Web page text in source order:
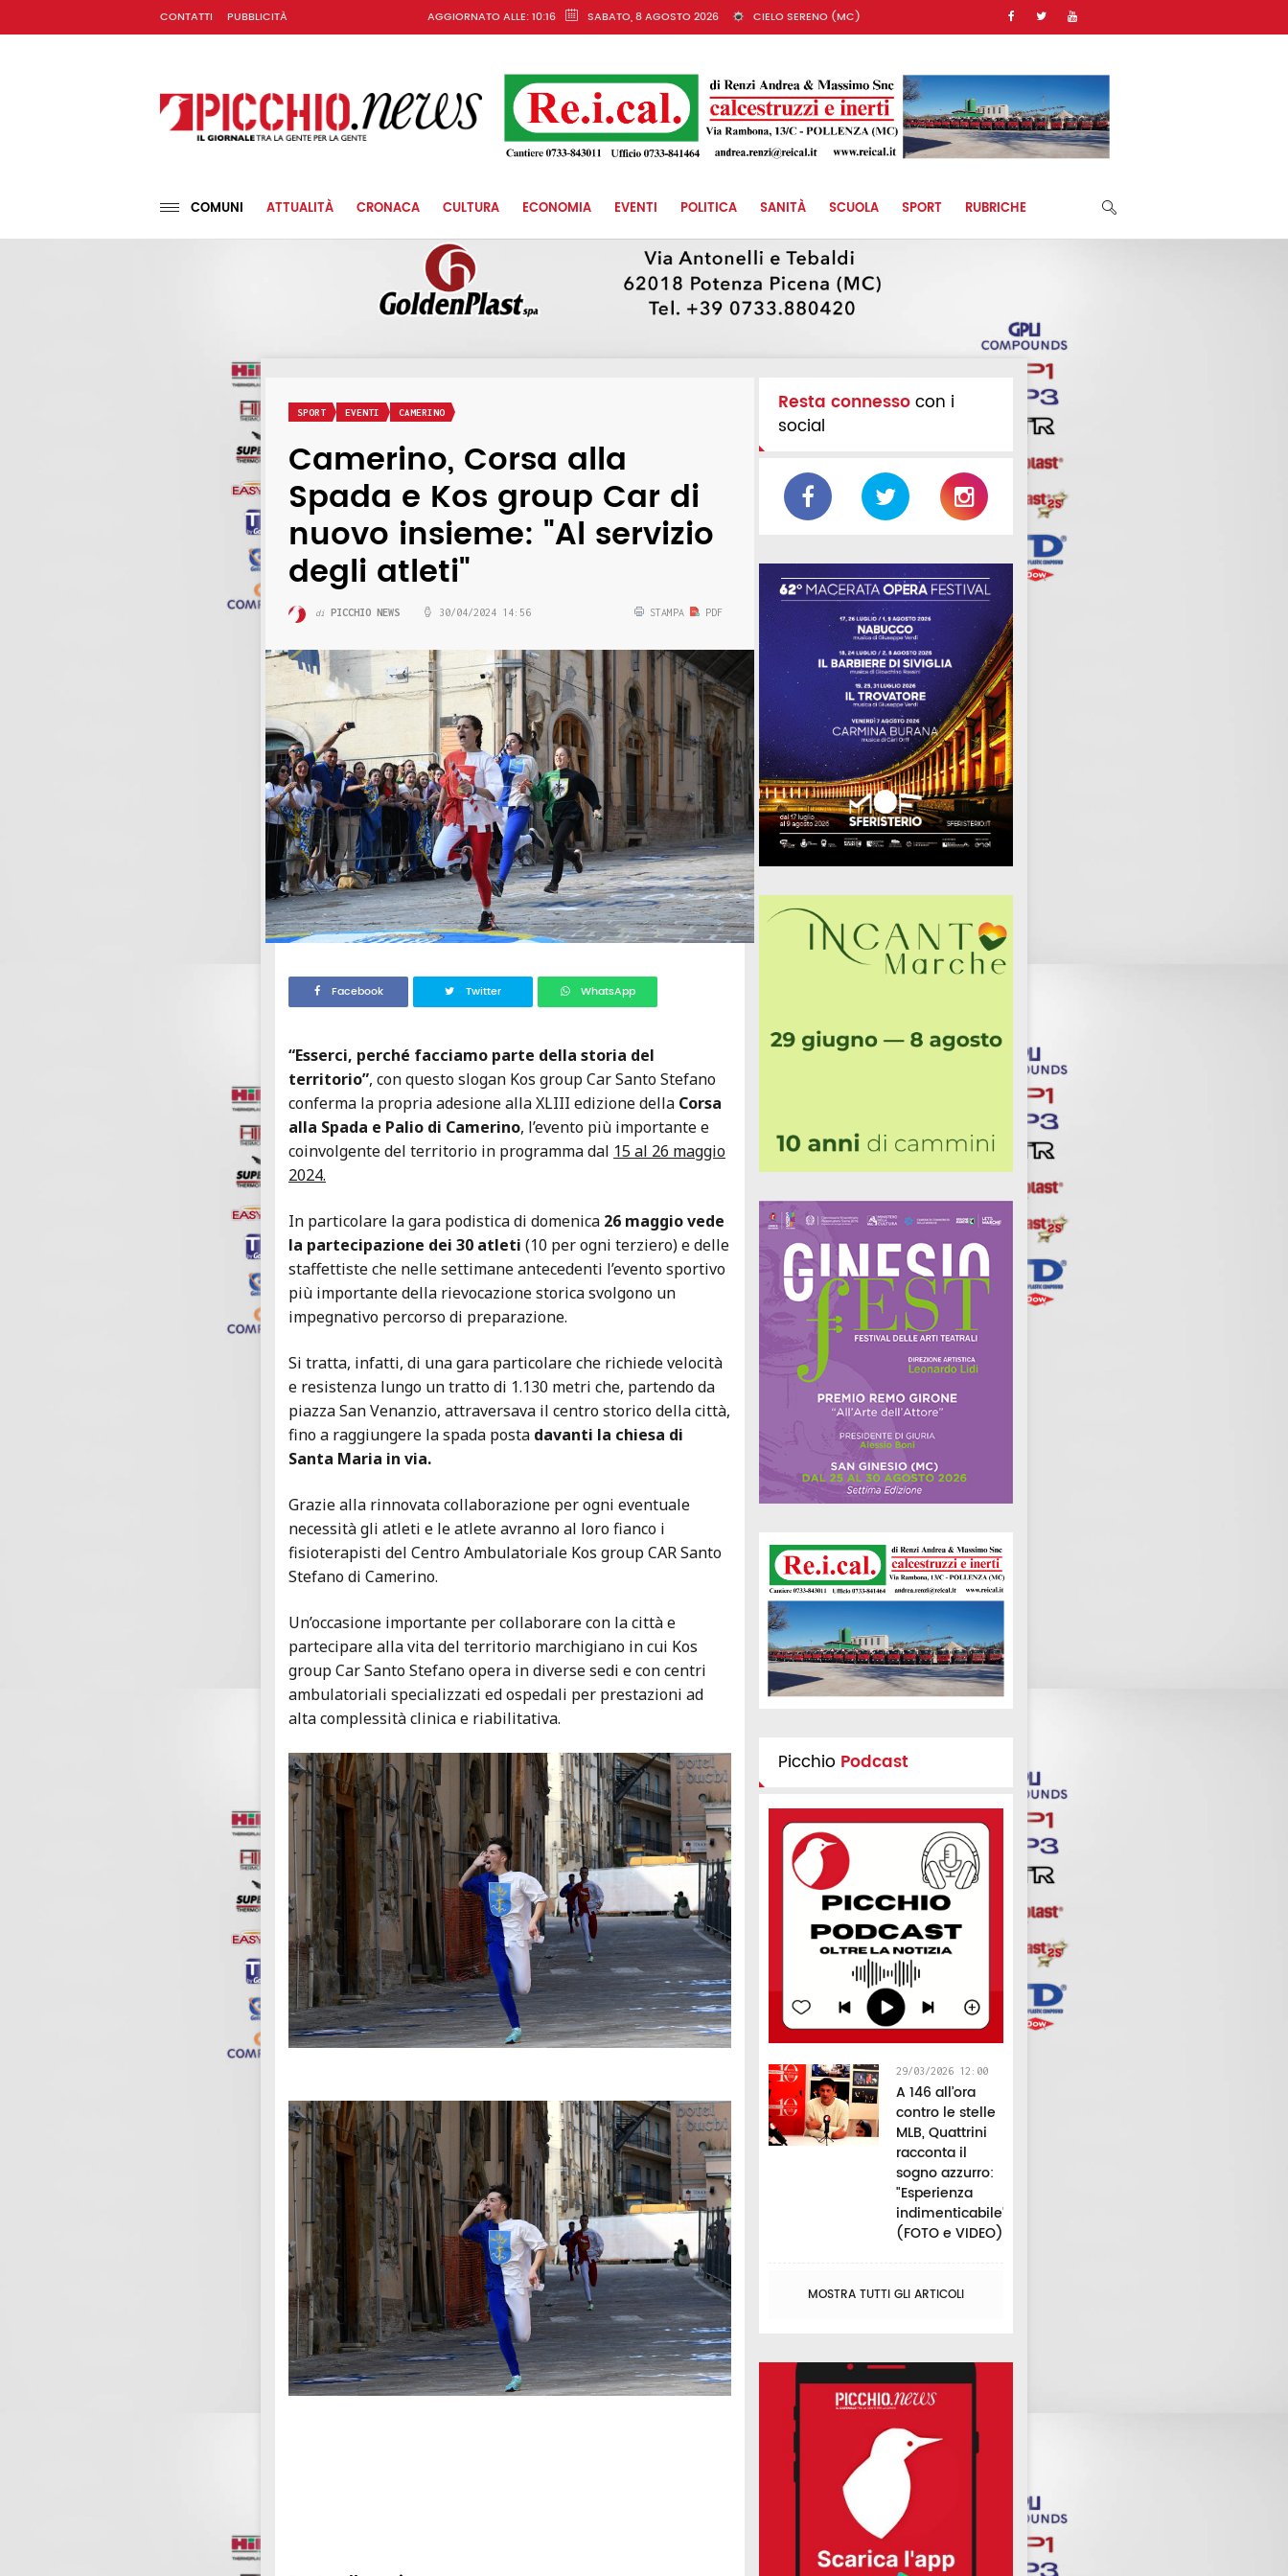
CONTATTI PUBBLICITÀ AGGIORNATO ALLE: 10:16 SABATO, 8 AGOSTO 2026 CIELO SERENO (MC)
COMUNI ATTUALITÀ CRONACA CULTURA ECONOMIA EVENTI POLITICA SANITÀ SCUOLA SPORT RUBRICHE
SPORT EVENTI CAMERINO
Camerino, Corsa alla
Spada e Kos group Car di
nuovo insieme: "Al servizio
degli atleti"
di PICCHIO NEWS 30/04/2024 14:56 STAMPA PDF
Facebook Twitter WhatsApp
“Esserci, perché facciamo parte della storia del
territorio”, con questo slogan Kos group Car Santo Stefano
conferma la propria adesione alla XLIII edizione della Corsa
alla Spada e Palio di Camerino, l’evento più importante e
coinvolgente del territorio in programma dal 15 al 26 maggio
2024.
In particolare la gara podistica di domenica 26 maggio vede
la partecipazione dei 30 atleti (10 per ogni terziero) e delle
staffettiste che nelle settimane antecedenti l’evento sportivo
più importante della rievocazione storica svolgono un
impegnativo percorso di preparazione.
Si tratta, infatti, di una gara particolare che richiede velocità
e resistenza lungo un tratto di 1.130 metri che, partendo da
piazza San Venanzio, attraversava il centro storico della città,
fino a raggiungere la spada posta davanti la chiesa di
Santa Maria in via.
Grazie alla rinnovata collaborazione per ogni eventuale
necessità gli atleti e le atlete avranno al loro fianco i
fisioterapisti del Centro Ambulatoriale Kos group CAR Santo
Stefano di Camerino.
Un’occasione importante per collaborare con la città e
partecipare alla vita del territorio marchigiano in cui Kos
group Car Santo Stefano opera in diverse sedi e con centri
ambulatoriali specializzati ed ospedali per prestazioni ad
alta complessità clinica e riabilitativa.
Resta connessocon i
social
Picchio Podcast
29/03/2026 12:00
A 146 all’ora
contro le stelle
MLB, Quattrini
racconta il
sogno azzurro:
"Esperienza
indimenticabile"
(FOTO e VIDEO)
MOSTRA TUTTI GLI ARTICOLI